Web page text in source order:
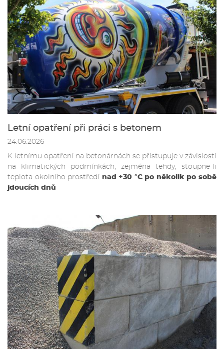
Letní opatření při práci s betonem
24.06.2026
K letnímu opatření na betonárnách se přistupuje v závislosti
na klimatických podmínkách, zejména tehdy, stoupne-li
teplota okolního prostředí nad +30 °C po několik po sobě
jdoucích dnů